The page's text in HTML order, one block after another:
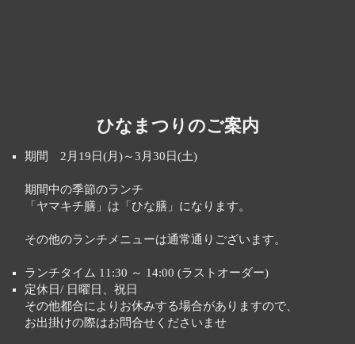
ひなまつりのご案内
期間 2月19日(月)～3月30日(土)
期間中の季節のランチ
「ヤマキチ膳」は「ひな膳」になります。
その他のランチメニューは通常通りございます。
ランチタイム 11:30 ～ 14:00 (ラストオーダー)
定休日/ 日曜日、祝日
その他都合によりお休みする場合がありますので、
お出掛けの際はお問合せくださいませ